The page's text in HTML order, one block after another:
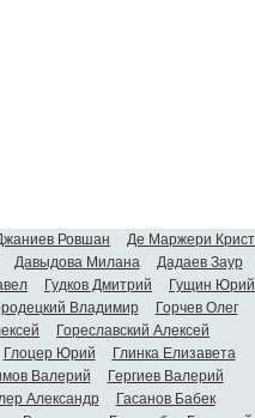
Ровшан
Де Маржери
Давыдова Милана
Дадаев Заур
Гудков Дмитрий
Гущин Юрий
Владимир
Горчев Олег
Гореславский Алексей
Глоцер Юрий
Глинка Елизавета
Валерий
Гергиев Валерий
Александр
Гасанов Бабек